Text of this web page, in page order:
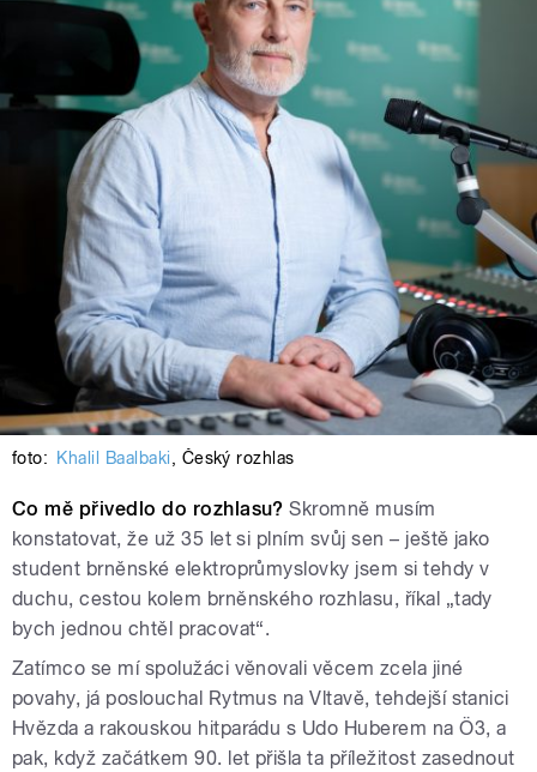
foto: Khalil Baalbaki, Český rozhlas
Co mě přivedlo do rozhlasu? Skromně musím
konstatovat, že už 35 let si plním svůj sen – ještě jako
student brněnské elektroprůmyslovky jsem si tehdy v
duchu, cestou kolem brněnského rozhlasu, říkal „tady
bych jednou chtěl pracovat“.
Zatímco se mí spolužáci věnovali věcem zcela jiné
povahy, já poslouchal Rytmus na Vltavě, tehdejší stanici
Hvězda a rakouskou hitparádu s Udo Huberem na Ö3, a
pak, když začátkem 90. let přišla ta příležitost zasednout